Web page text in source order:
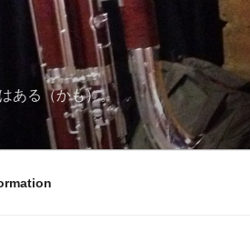
ある（かも）。